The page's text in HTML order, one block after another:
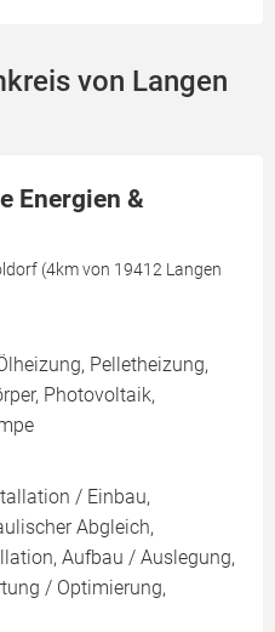
von Langen
Energien &
(4km von 19412 Langen
Pelletheizung,
Photovoltaik,
/ Einbau,
Abgleich,
Aufbau / Auslegung,
/ Optimierung,